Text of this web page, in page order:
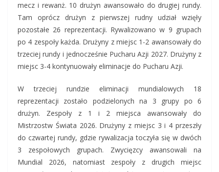
mecz i rewanż. 10 drużyn awansowało do drugiej rundy.
Tam oprócz drużyn z pierwszej rudny udział wzięły
pozostałe 26 reprezentacji. Rywalizowano w 9 grupach
po 4 zespoły każda. Drużyny z miejsc 1-2 awansowały do
trzeciej rundy i jednocześnie Pucharu Azji 2027. Drużyny z
miejsc 3-4 kontynuowały eliminacje do Pucharu Azji.
W trzeciej rundzie eliminacji mundialowych 18
reprezentacji zostało podzielonych na 3 grupy po 6
drużyn. Zespoły z 1 i 2 miejsca awansowały do
Mistrzostw Świata 2026. Drużyny z miejsc 3 i 4 przeszły
do czwartej rundy, gdzie rywalizacja toczyła się w dwóch
3 zespołowych grupach. Zwycięzcy awansowali na
Mundial 2026, natomiast zespoły z drugich miejsc